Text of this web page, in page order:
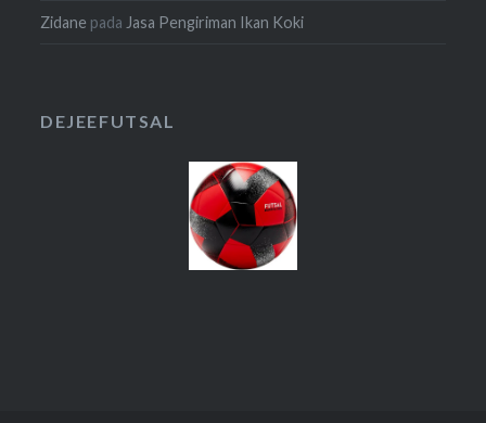
Zidane padaJasa Pengiriman Ikan Koki
DEJEEFUTSAL